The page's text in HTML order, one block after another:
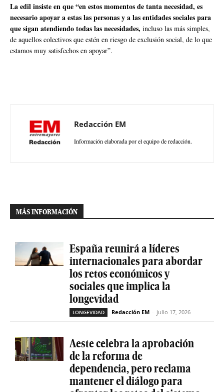
La edil insiste en que “en estos momentos de tanta necesidad, es
necesario apoyar a estas las personas y a las entidades sociales para
que sigan atendiendo todas las necesidades, incluso las más simples,
de aquellos colectivos que estén en riesgo de exclusión social, de lo que
estamos muy satisfechos en apoyar”.
Redacción EM
Información elaborada por el equipo de redacción.
MÁS INFORMACIÓN
España reunirá a líderes
internacionales para abordar
los retos económicos y
sociales que implica la
longevidad
LONGEVIDAD Redacción EM - julio 17, 2026
Aeste celebra la aprobación
de la reforma de
dependencia, pero reclama
mantener el diálogo para